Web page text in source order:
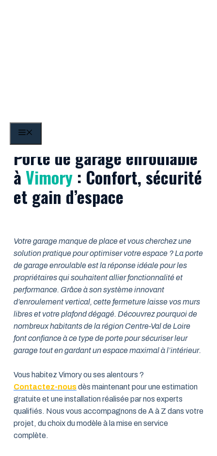
Porte de garage enroulable
àVimory: Confort, sécurité
et gain d’espace
Votre garage manque de place et vous cherchez une
solution pratique pour optimiser votre espace ? La porte
de garage enroulable est la réponse idéale pour les
propriétaires qui souhaitent allier fonctionnalité et
performance. Grâce à son système innovant
d’enroulement vertical, cette fermeture laisse vos murs
libres et votre plafond dégagé. Découvrez pourquoi de
nombreux habitants de la région Centre-Val de Loire
font confiance à ce type de porte pour sécuriser leur
garage tout en gardant un espace maximal à l’intérieur.
Vous habitez Vimory ou ses alentours ?
Contactez-nousdès maintenant pour une estimation
gratuite et une installation réalisée par nos experts
qualifiés. Nous vous accompagnons de A à Z dans votre
projet, du choix du modèle à la mise en service
complète.